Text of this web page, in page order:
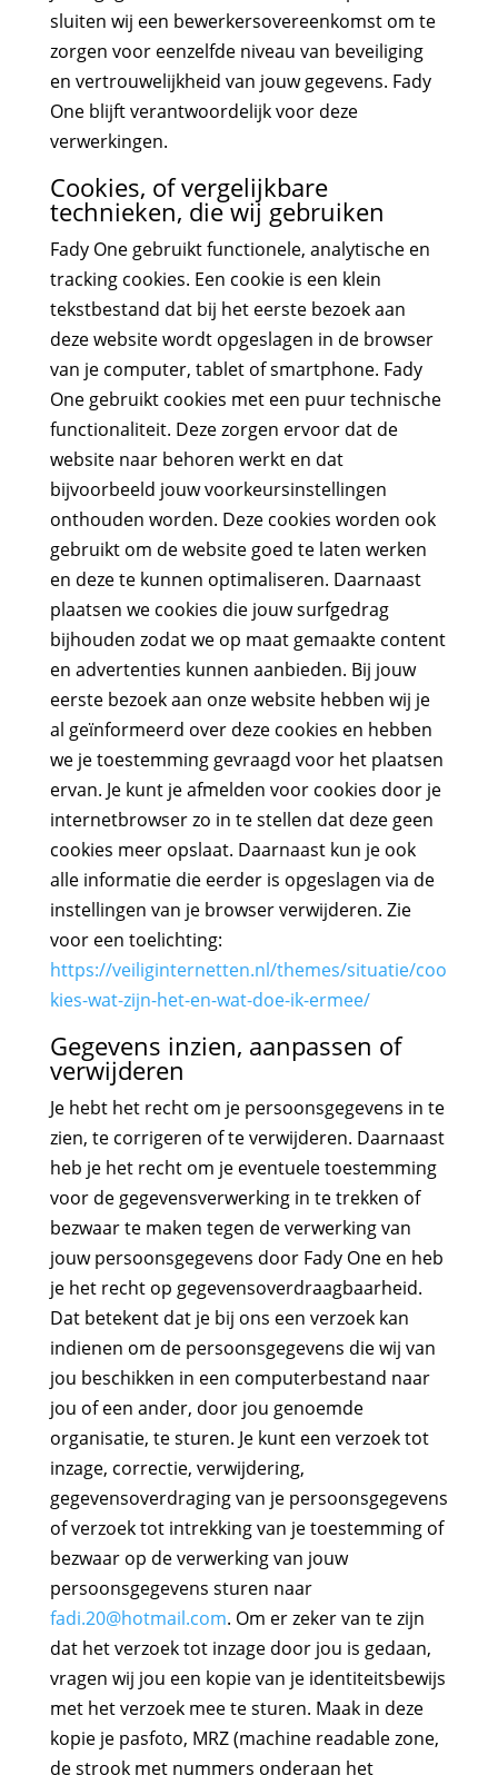
sluiten wij een bewerkersovereenkomst om te
zorgen voor eenzelfde niveau van beveiliging
en vertrouwelijkheid van jouw gegevens. Fady
One blijft verantwoordelijk voor deze
verwerkingen.
Cookies, of vergelijkbare
technieken, die wij gebruiken
Fady One gebruikt functionele, analytische en
tracking cookies. Een cookie is een klein
tekstbestand dat bij het eerste bezoek aan
deze website wordt opgeslagen in de browser
van je computer, tablet of smartphone. Fady
One gebruikt cookies met een puur technische
functionaliteit. Deze zorgen ervoor dat de
website naar behoren werkt en dat
bijvoorbeeld jouw voorkeursinstellingen
onthouden worden. Deze cookies worden ook
gebruikt om de website goed te laten werken
en deze te kunnen optimaliseren. Daarnaast
plaatsen we cookies die jouw surfgedrag
bijhouden zodat we op maat gemaakte content
en advertenties kunnen aanbieden. Bij jouw
eerste bezoek aan onze website hebben wij je
al geïnformeerd over deze cookies en hebben
we je toestemming gevraagd voor het plaatsen
ervan. Je kunt je afmelden voor cookies door je
internetbrowser zo in te stellen dat deze geen
cookies meer opslaat. Daarnaast kun je ook
alle informatie die eerder is opgeslagen via de
instellingen van je browser verwijderen. Zie
voor een toelichting:
https://veiliginternetten.nl/themes/situatie/coo
kies-wat-zijn-het-en-wat-doe-ik-ermee/
Gegevens inzien, aanpassen of
verwijderen
Je hebt het recht om je persoonsgegevens in te
zien, te corrigeren of te verwijderen. Daarnaast
heb je het recht om je eventuele toestemming
voor de gegevensverwerking in te trekken of
bezwaar te maken tegen de verwerking van
jouw persoonsgegevens door Fady One en heb
je het recht op gegevensoverdraagbaarheid.
Dat betekent dat je bij ons een verzoek kan
indienen om de persoonsgegevens die wij van
jou beschikken in een computerbestand naar
jou of een ander, door jou genoemde
organisatie, te sturen. Je kunt een verzoek tot
inzage, correctie, verwijdering,
gegevensoverdraging van je persoonsgegevens
of verzoek tot intrekking van je toestemming of
bezwaar op de verwerking van jouw
persoonsgegevens sturen naar
fadi.20@hotmail.com. Om er zeker van te zijn
dat het verzoek tot inzage door jou is gedaan,
vragen wij jou een kopie van je identiteitsbewijs
met het verzoek mee te sturen. Maak in deze
kopie je pasfoto, MRZ (machine readable zone,
de strook met nummers onderaan het